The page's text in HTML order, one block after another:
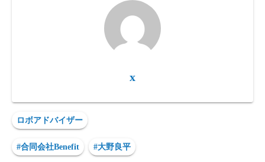
x
ロボアドバイザー
#合同会社Benefit #大野良平